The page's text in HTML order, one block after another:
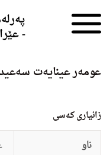
-
عومه‌ر عینایه‌ت
زانيارى کەسی
ناو